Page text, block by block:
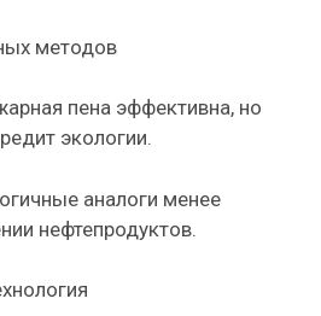
методов
пена эффективна, но
экологии.
аналоги менее
нефтепродуктов.